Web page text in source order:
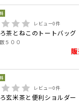
レビュー0件
茶とねこのトートバッグ
５００
レビュー0件
玄米茶と便利ショルダー